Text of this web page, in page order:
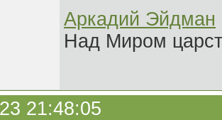
Аркадий Эйдман
Над Миром
21:48:05